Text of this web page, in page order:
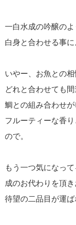
一白水成の吟醸の
白身と合わせる事
いやー、お魚との
どれと合わせても
鯛との組み合わせ
フルーティーな香
ので。
もう一つ気になっ
成のお代わりを頂
待望の二品目が運